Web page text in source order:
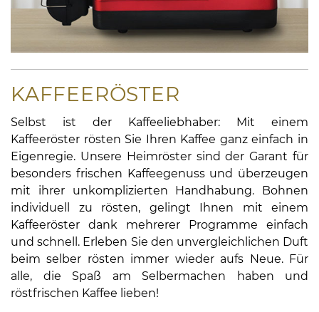
KAFFEERÖSTER
Selbst ist der Kaffeeliebhaber: Mit einem
Kaffeeröster rösten Sie Ihren Kaffee ganz einfach in
Eigenregie. Unsere Heimröster sind der Garant für
besonders frischen Kaffeegenuss und überzeugen
mit ihrer unkomplizierten Handhabung. Bohnen
individuell zu rösten, gelingt Ihnen mit einem
Kaffeeröster dank mehrerer Programme einfach
und schnell. Erleben Sie den unvergleichlichen Duft
beim selber rösten immer wieder aufs Neue. Für
alle, die Spaß am Selbermachen haben und
röstfrischen Kaffee lieben!